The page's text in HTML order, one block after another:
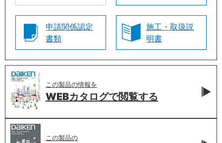
申請関係認定
書類
施工・取扱説
明書
この製品の情報を
WEBカタログで閲覧する
この製品の